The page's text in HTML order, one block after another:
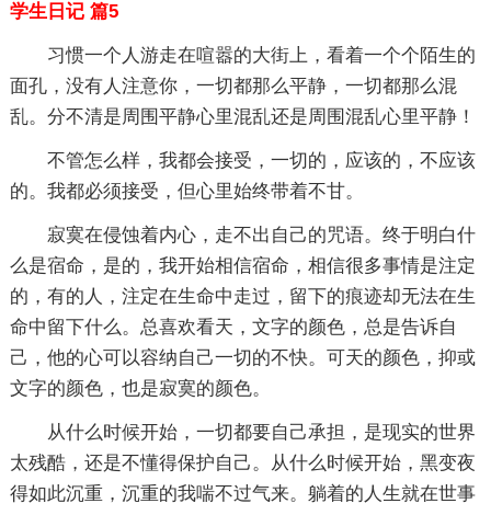
学生日记 篇5
习惯一个人游走在喧嚣的大街上，看着一个个陌生的
面孔，没有人注意你，一切都那么平静，一切都那么混
乱。分不清是周围平静心里混乱还是周围混乱心里平静！
不管怎么样，我都会接受，一切的，应该的，不应该
的。我都必须接受，但心里始终带着不甘。
寂寞在侵蚀着内心，走不出自己的咒语。终于明白什
么是宿命，是的，我开始相信宿命，相信很多事情是注定
的，有的人，注定在生命中走过，留下的痕迹却无法在生
命中留下什么。总喜欢看天，文字的颜色，总是告诉自
己，他的心可以容纳自己一切的不快。可天的颜色，抑或
文字的颜色，也是寂寞的颜色。
从什么时候开始，一切都要自己承担，是现实的世界
太残酷，还是不懂得保护自己。从什么时候开始，黑变夜
得如此沉重，沉重的我喘不过气来。躺着的人生就在世事